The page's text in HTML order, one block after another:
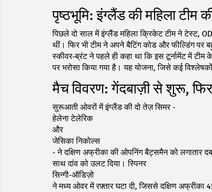
पृष्ठभूमि: इंग्लैंड की महिला टीम
पिछले दो साल में इंग्लैंड महिला क्रिकेट टीम ने टेस्ट,
थीं। फिर भी टीम ने अपने बैटिंग कोड और फील्डिंग पर
स्कीवर‑ब्रंट ने पहले ही कहा था कि इस टूर्नामेंट में
पर भरोसा किया गया है। यह योजना, जिसे कई
मैच विवरण: गेंदबाज़ी से शुरू, फिर
सुरूआती ओवरों में इंग्लैंड की दो तेज़ सिमर -
हेलेना टेलेरिक
और
जेसिका निकोल्स
- ने दक्षिण अफ्रीका की ओपनिंग बैट्समैन को लगातार
साथ दांव को उलट दिया। स्पिनर
सिन्गी-ऑडिज़ो
ने मध्य ओवर में रफ़्तार घटा दी, जिससे दक्षिण